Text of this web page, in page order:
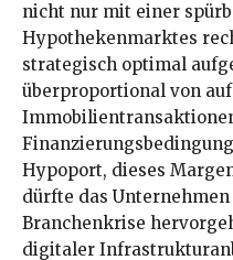
nicht nur mit einer
Hypothekenmarktes
strategisch optimal
überproportional von
Hypoport, dieses
dürfte das
Branchenkrise
digitaler